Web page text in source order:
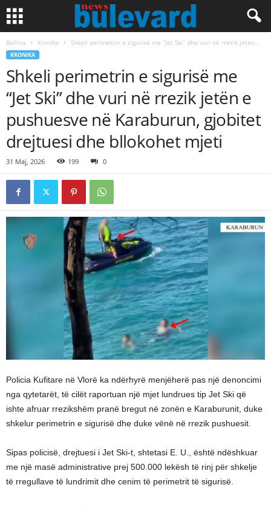
Ballina Kronika Shkeli perimetrin e sigurisë me “Jet Ski” dhe vuri në rrezik jetën...
KRONIKA
Shkeli perimetrin e sigurisë me
“Jet Ski” dhe vuri në rrezik jetën e
pushuesve në Karaburun, gjobitet
drejtuesi dhe bllokohet mjeti
31 Maj, 2026 199 0
Policia Kufitare në Vlorë ka ndërhyrë menjëherë pas një denoncimi
nga qytetarët, të cilët raportuan një mjet lundrues tip Jet Ski që
ishte afruar rrezikshëm pranë bregut në zonën e Karaburunit, duke
shkelur perimetrin e sigurisë dhe duke vënë në rrezik pushuesit.
Sipas policisë, drejtuesi i Jet Ski-t, shtetasi E. U., është ndëshkuar
me një masë administrative prej 500.000 lekësh të rinj për shkelje
të rregullave të lundrimit dhe cenim të perimetrit të sigurisë.